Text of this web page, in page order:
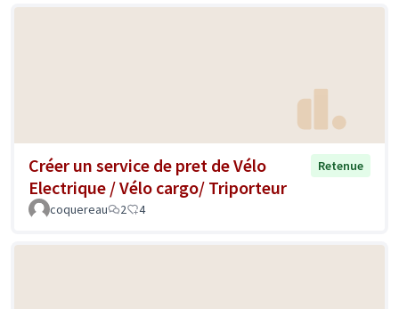
Créer un service de pret de Vélo
Electrique / Vélo cargo/ Triporteur
Retenue
coquereau 2 4